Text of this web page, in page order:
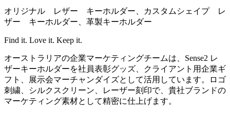
オリジナル レザー キーホルダー、カスタムシェイプ レ
ザー キーホルダー、革製キーホルダー
Find it. Love it. Keep it.
オーストラリアの企業マーケティングチームは、Sense2 レ
ザーキーホルダーを社員表彰グッズ、クライアント用企業ギ
フト、展示会マーチャンダイズとして活用しています。ロゴ
刺繍、シルクスクリーン、レーザー刻印で、貴社ブランドの
マーケティング素材として精密に仕上げます。